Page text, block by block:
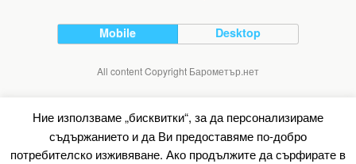
Mobile Desktop
All content Copyright Барометър.нет
Ние използваме „бисквитки“, за да персонализираме
съдържанието и да Ви предоставяме по-добро
потребителско изживяване. Ако продължите да сърфирате в